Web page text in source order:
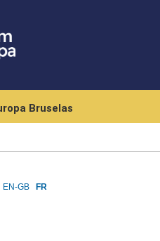
Bruselas
EN-GB FR